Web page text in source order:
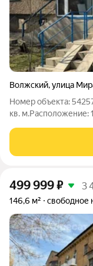
Волжский,улица
Номер объекта:
кв. м.Расположение:
основной зал, два
499 999₽ 3
146,6 м² свободное